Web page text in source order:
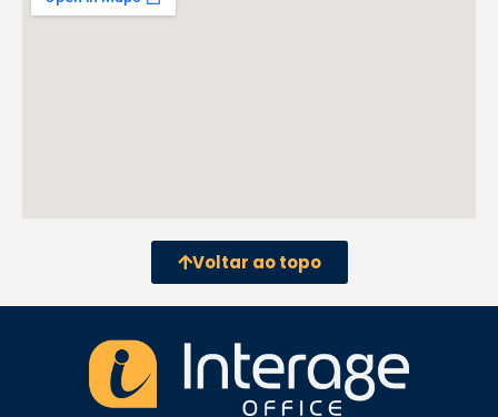
Voltar ao topo